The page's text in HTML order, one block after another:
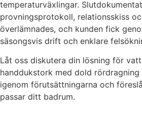
temperaturväxlingar.
provningsprotokoll, relationsskiss
överlämnades, och kunden fick
säsongsvis drift och enklare
Låt oss diskutera din lösning för
handdukstork med dold
igenom förutsättningarna och
passar ditt badrum.